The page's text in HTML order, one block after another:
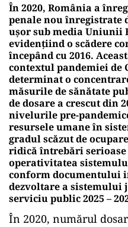
În 2020, România a
penale nou înregistrate
ușor sub media Uniunii
evidențiind o scădere
începând cu 2016.
contextul pandemiei de
determinat o
măsurile de sănătate
de dosare a crescut din
nivelurile pre-
resursele umane în
gradul scăzut de
ridică întrebări
operativitatea
conform documentului
dezvoltare a sistemului
serviciu public 2025 –
În 2020, numărul